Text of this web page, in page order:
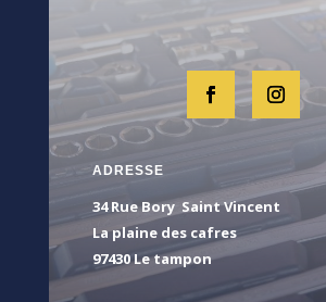
ADRESSE
34 Rue Bory Saint Vincent
La plaine des cafres
97430 Le tampon